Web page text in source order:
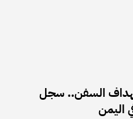
السفن.. سجل
اليمن